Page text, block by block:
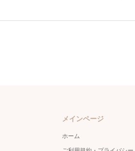
メインページ
ホーム